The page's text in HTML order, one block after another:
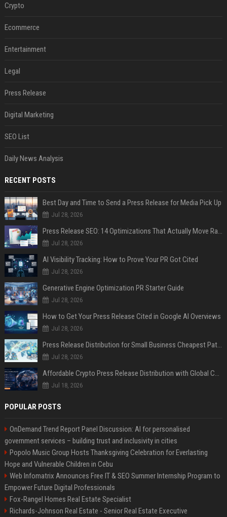
Crypto
Ecommerce
Entertainment
Legal
Press Release
Digital Marketing
SEO List
Daily News Analysis
RECENT POSTS
Best Day and Time to Send a Press Release for Media Pick Up
Jul 28, 2026
Press Release SEO: 14 Optimizations That Actually Move Rankings
Jul 28, 2026
AI Visibility Tracking: How to Prove Your PR Got Cited
Jul 28, 2026
Generative Engine Optimization PR Starter Guide
Jul 28, 2026
How to Get Your Press Release Cited in Google AI Overviews
Jul 28, 2026
Press Release Distribution for Small Business Cheapest Path to Real Coverage
Jul 28, 2026
Affordable Crypto Press Release Distribution with Global Coverage
Jul 18, 2026
POPULAR POSTS
OnDemand Trend Report Panel Discussion: AI for personalised
government services – building trust and inclusivity in cities
Popolo Music Group Hosts Thanksgiving Celebration for Everlasting
Hope and Vulnerable Children in Cebu
Web Infomatrix Announces Free IT & SEO Summer Internship Program to
Empower Future Digital Professionals
Fox-Rangel Homes Real Estate Specialist
Richards-Johnson Real Estate - Senior Real Estate Executive